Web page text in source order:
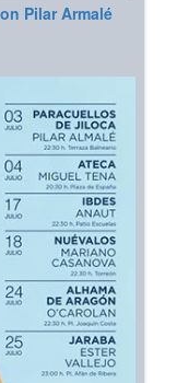
Pilar Armalé